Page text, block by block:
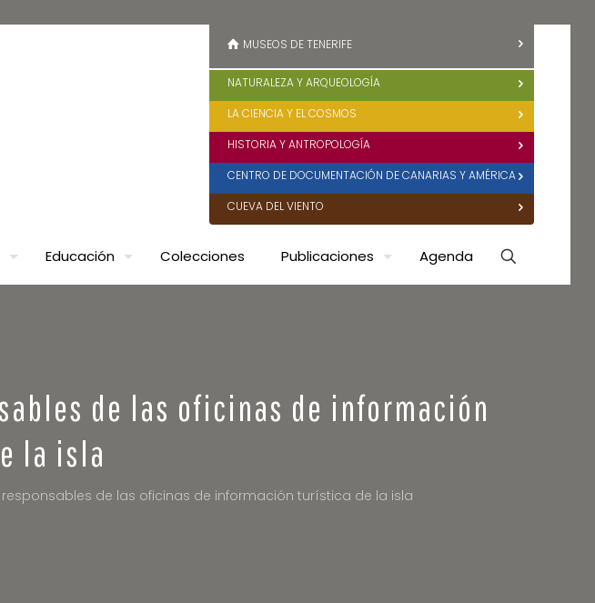
Educación Colecciones Publicaciones Agenda
MUSEOS DE TENERIFE
NATURALEZA Y ARQUEOLOGÍA
LA CIENCIA Y EL COSMOS
HISTORIA Y ANTROPOLOGÍA
CENTRO DE DOCUMENTACIÓN DE CANARIAS Y AMÉRICA
CUEVA DEL VIENTO
de las oficinas de información
la isla
de las oficinas de información turística de la isla